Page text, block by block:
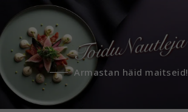
Armastan häid maitseid!